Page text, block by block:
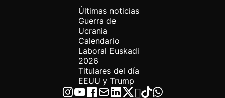
Últimas noticias
Guerra de
Ucrania
Calendario
Laboral Euskadi
2026
Titulares del día
EEUU y Trump